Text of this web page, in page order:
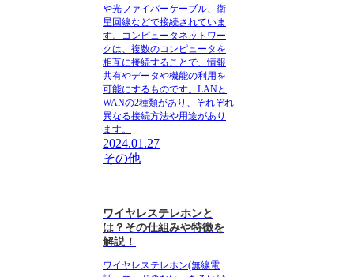
や光ファイバーケーブル、衛
星回線などで接続されていま
す。コンピュータネットワー
クは、複数のコンピュータを
相互に接続することで、情報
共有やデータや機能の利用を
可能にするものです。LANと
WANの2種類があり、それぞれ
異なる接続方法や用途があり
ます。
2024.01.27
その他
ワイヤレステレホンと
は？その仕組みや特徴を
解説！
ワイヤレステレホン(無線電